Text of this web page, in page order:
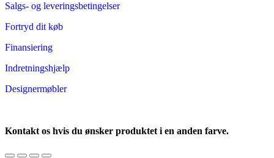
Salgs- og leveringsbetingelser
Fortryd dit køb
Finansiering
Indretningshjælp
Designermøbler
Kontakt os hvis du ønsker produktet i en anden farve.